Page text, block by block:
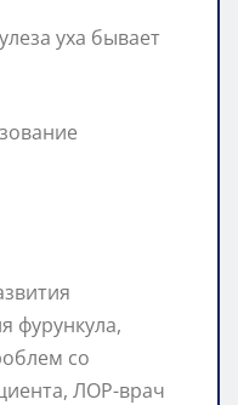
уха бывает
фурункула,
со
ЛОР-врач